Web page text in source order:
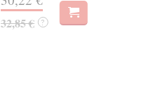
32,85 € ?